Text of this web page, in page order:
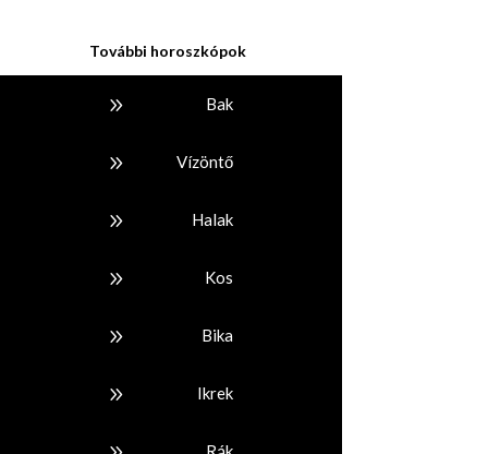
További horoszkópok
9 Bak
9 Vízöntő
9 Halak
9 Kos
9 Bika
9 Ikrek